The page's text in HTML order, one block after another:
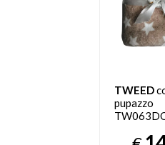
TWEED
pupazzo